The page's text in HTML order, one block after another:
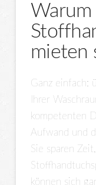
Warum
mieten
Ganz einfach:
Ihrer
kompetenten
Aufwand und
Sie sparen
können sich